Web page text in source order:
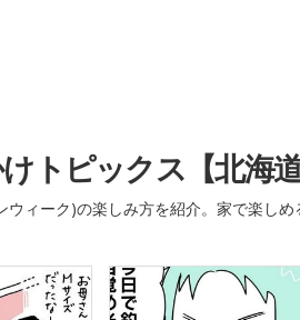
トピックス【北海道
ィーク)の楽しみ方を紹介。家で楽しめ